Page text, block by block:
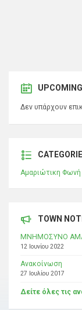
Δεν υπάρχουν
Αμαριώτικη Φωνή
TOWN
ΜΝΗΜΟΣΥΝΟ
12 Ιουνίου 2022
Ανακοίνωση
27 Ιουλίου 2017
Δείτε όλες τις